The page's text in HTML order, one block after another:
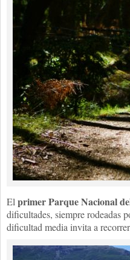
El primer Parque Nacional
dificultades, siempre rodeadas
dificultad media invita a